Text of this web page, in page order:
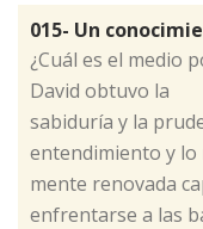
015- Un
​¿Cuál es el medio
David obtuvo la
sabiduría y la
entendimiento y lo
mente renovada
enfrentarse a las